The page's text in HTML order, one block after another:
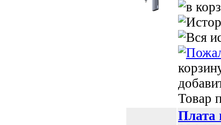
Товар
Плата